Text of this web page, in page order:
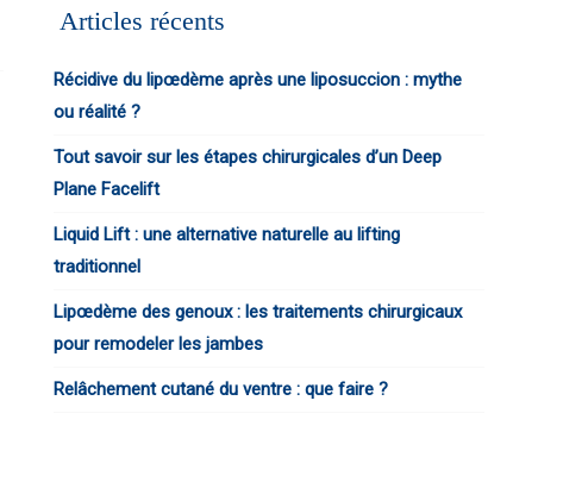
Articles récents
Récidive du lipœdème après une liposuccion : mythe
ou réalité ?
Tout savoir sur les étapes chirurgicales d’un Deep
Plane Facelift
Liquid Lift : une alternative naturelle au lifting
traditionnel
Lipœdème des genoux : les traitements chirurgicaux
pour remodeler les jambes
Relâchement cutané du ventre : que faire ?